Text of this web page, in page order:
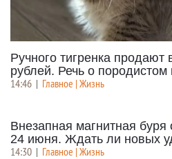
Ручного тигренка продают
рублей. Речь о породистом
14:46 | Главное | Жизнь
Внезапная магнитная
24 июня. Ждать ли новых
14:30 | Главное | Жизнь